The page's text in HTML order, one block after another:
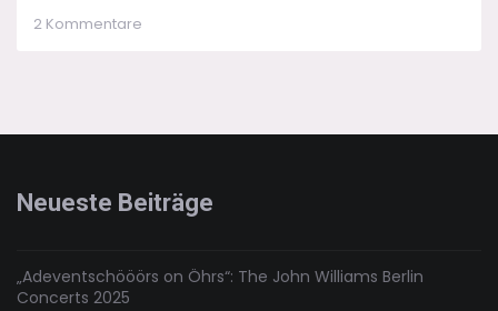
2 Kommentare
Wars…
Neueste Beiträge
„Adeventschööörs on Öhrs“: The John Williams Berlin
Concerts 2025